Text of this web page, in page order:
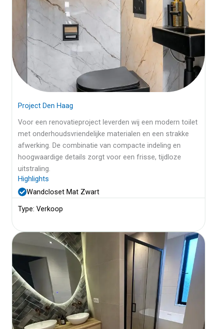
Project Den Haag
Voor een renovatieproject leverden wij een modern toilet
met onderhoudsvriendelijke materialen en een strakke
afwerking. De combinatie van compacte indeling en
hoogwaardige details zorgt voor een frisse, tijdloze
uitstraling.
Highlights
Wandcloset Mat Zwart
Type: Verkoop